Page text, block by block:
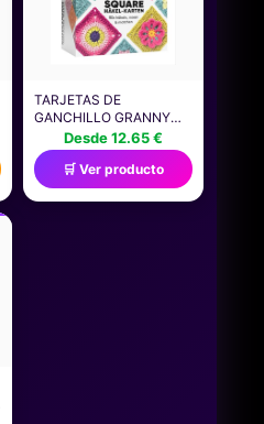
TARJETAS DE
GANCHILLO GRANNY
SQUARE (EDICIÓN
ALEMANA). 50
CROCHET, MEZCLA Y
COMBINACIÓN. CON
CROCHET Y FOTO DE
Desde 12.65 €
🛒 Ver producto